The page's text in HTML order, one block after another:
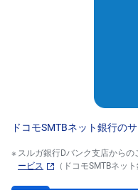
ドコモSMTBネット銀行の
スルガ銀行Dバンク支店から
ービス
（ドコモSMTBネッ